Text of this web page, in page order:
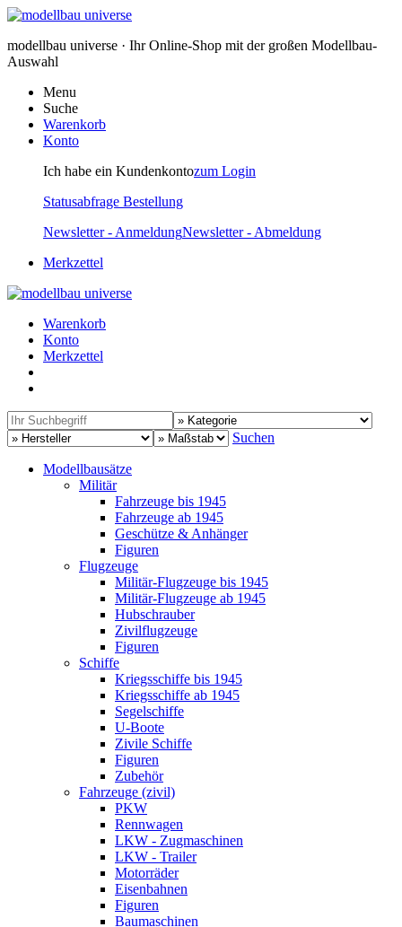
modellbau universe · Ihr Online-Shop mit der großen Modellbau-
Auswahl
Menu
Suche
Warenkorb
Konto
Ich habe ein Kundenkontozum Login
Statusabfrage Bestellung
Newsletter - AnmeldungNewsletter - Abmeldung
Merkzettel
Warenkorb
Konto
Merkzettel
Suchen
Modellbausätze
Militär
Fahrzeuge bis 1945
Fahrzeuge ab 1945
Geschütze & Anhänger
Figuren
Flugzeuge
Militär-Flugzeuge bis 1945
Militär-Flugzeuge ab 1945
Hubschrauber
Zivilflugzeuge
Figuren
Schiffe
Kriegsschiffe bis 1945
Kriegsschiffe ab 1945
Segelschiffe
U-Boote
Zivile Schiffe
Figuren
Zubehör
Fahrzeuge (zivil)
PKW
Rennwagen
LKW - Zugmaschinen
LKW - Trailer
Motorräder
Eisenbahnen
Figuren
Baumaschinen